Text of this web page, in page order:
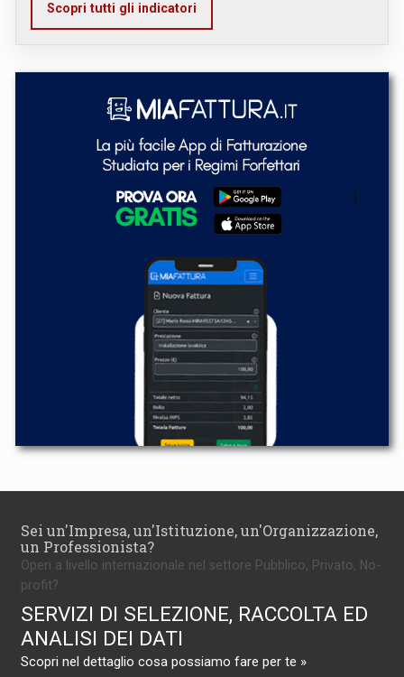
Scopri tutti gli indicatori
Sei un'Impresa, un'Istituzione, un'Organizzazione,
un Professionista?
Operi a livello internazionale nel settore Pubblico, Privato, No-
profit?
SERVIZI DI SELEZIONE, RACCOLTA ED
ANALISI DEI DATI
Scopri nel dettaglio cosa possiamo fare per te »